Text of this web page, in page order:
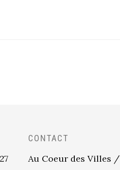
CONTACT
Au Coeur des Villes /